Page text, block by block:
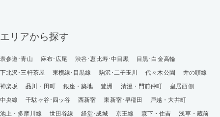
エリアから探す
表参道･青山 麻布･広尾 渋谷･恵比寿･中目黒
目黒･白金高輪
下北沢･三軒茶屋
東横線･目黒線 駒沢･二子玉川 代々木公園
井の頭線
神楽坂
品川・田町 銀座・築地 豊洲 清澄・門前仲町
皇居西側
中央線
千駄ヶ谷･四ッ谷 西新宿 東新宿･早稲田
戸越・大井町
池上・多摩川線
世田谷線 経堂･成城 京王線 森下・住吉
浅草・蔵前